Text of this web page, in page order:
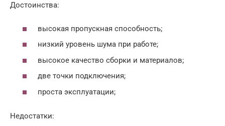
Достоинства:
высокая пропускная способность;
низкий уровень шума при работе;
высокое качество сборки и материалов;
две точки подключения;
проста эксплуатации;
Недостатки: